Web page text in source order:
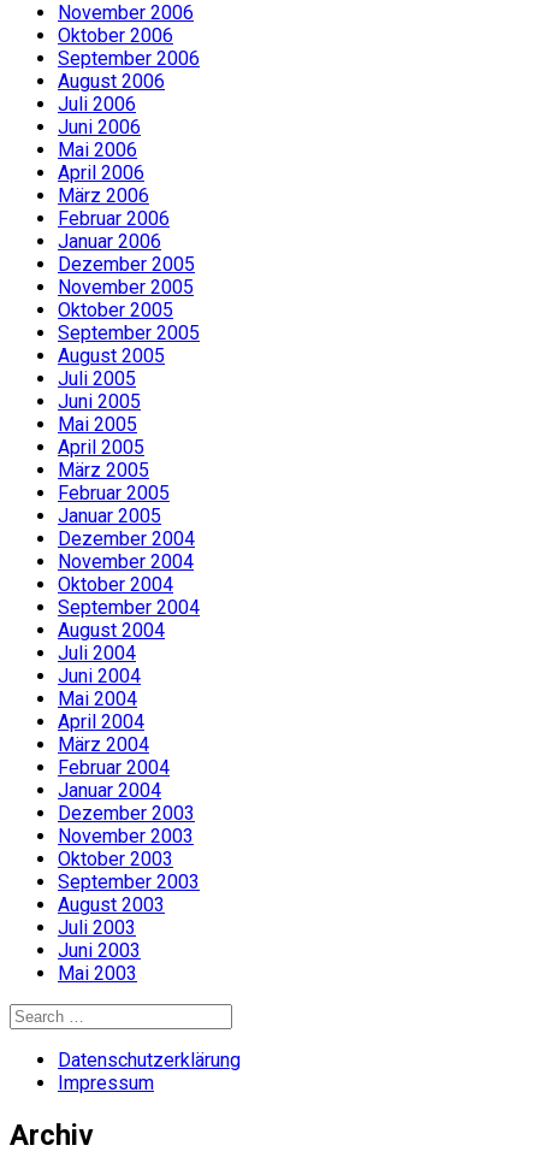
November 2006
Oktober 2006
September 2006
August 2006
Juli 2006
Juni 2006
Mai 2006
April 2006
März 2006
Februar 2006
Januar 2006
Dezember 2005
November 2005
Oktober 2005
September 2005
August 2005
Juli 2005
Juni 2005
Mai 2005
April 2005
März 2005
Februar 2005
Januar 2005
Dezember 2004
November 2004
Oktober 2004
September 2004
August 2004
Juli 2004
Juni 2004
Mai 2004
April 2004
März 2004
Februar 2004
Januar 2004
Dezember 2003
November 2003
Oktober 2003
September 2003
August 2003
Juli 2003
Juni 2003
Mai 2003
Search
Datenschutzerklärung
Impressum
Archiv